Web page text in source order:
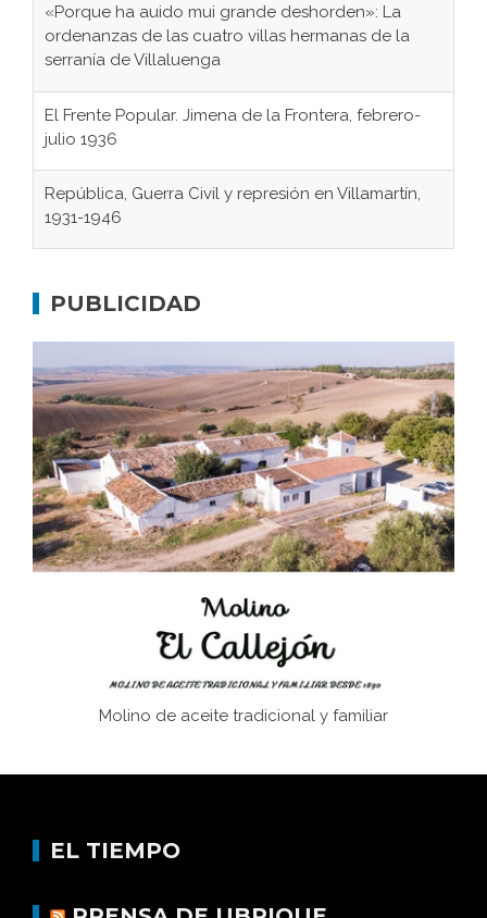
«Porque ha auido mui grande deshorden»: La
ordenanzas de las cuatro villas hermanas de la
serranía de Villaluenga
El Frente Popular. Jimena de la Frontera, febrero-
julio 1936
República, Guerra Civil y represión en Villamartín,
1931-1946
concentración nazis
Bornos
El Frente Popular. Ubrique, febrero-julio 1936
Juntar las letras. La alfabetización en el campo: del
afán de saber a la autogestión
Historia y vivencias del poblado de Los Hurones
PUBLICIDAD
Molino de aceite tradicional y familiar
EL TIEMPO